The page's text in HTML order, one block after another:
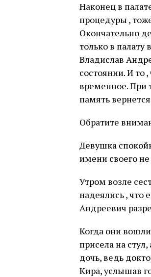
Наконец в
процедуры ,
Окончательно
только в палату
Владислав
состоянии. И то
временное. При
память
Обратите
Девушка
имени своего
Утром возле
надеялись , что
Андреевич
Когда они
присела на
дочь, ведь
Кира, услышав